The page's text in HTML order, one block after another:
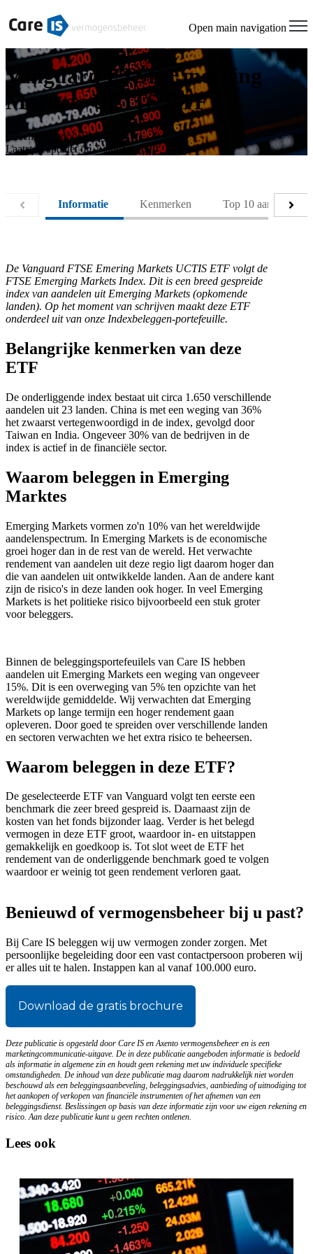
Open main navigation
Vanguard FTSE Emerging
Markets UCITS ETF
Geschreven doorJaap Steur
Laatst geüpdatet op 7 januari 2020
Informatie Kenmerken Top 10 aandelen
De Vanguard FTSE Emering Markets UCTIS ETF volgt de
FTSE Emerging Markets Index. Dit is een breed gespreide
index van aandelen uit Emerging Markets (opkomende
landen). Op het moment van schrijven maakt deze ETF
onderdeel uit van onze Indexbeleggen-portefeuille.
Belangrijke kenmerken van deze
ETF
De onderliggende index bestaat uit circa 1.650 verschillende
aandelen uit 23 landen. China is met een weging van 36%
het zwaarst vertegenwoordigd in de index, gevolgd door
Taiwan en India. Ongeveer 30% van de bedrijven in de
index is actief in de financiële sector.
Waarom beleggen in Emerging
Marktes
Emerging Markets vormen zo'n 10% van het wereldwijde
aandelenspectrum. In Emerging Markets is de economische
groei hoger dan in de rest van de wereld. Het verwachte
rendement van aandelen uit deze regio ligt daarom hoger dan
die van aandelen uit ontwikkelde landen. Aan de andere kant
zijn de risico's in deze landen ook hoger. In veel Emerging
Markets is het politieke risico bijvoorbeeld een stuk groter
voor beleggers.
Binnen de beleggingsportefeuilels van Care IS hebben
aandelen uit Emerging Markets een weging van ongeveer
15%. Dit is een overweging van 5% ten opzichte van het
wereldwijde gemiddelde. Wij verwachten dat Emerging
Markets op lange termijn een hoger rendement gaan
opleveren. Door goed te spreiden over verschillende landen
en sectoren verwachten we het extra risico te beheersen.
Waarom beleggen in deze ETF?
De geselecteerde ETF van Vanguard volgt ten eerste een
benchmark die zeer breed gespreid is. Daarnaast zijn de
kosten van het fonds bijzonder laag. Verder is het belegd
vermogen in deze ETF groot, waardoor in- en uitstappen
gemakkelijk en goedkoop is. Tot slot weet de ETF het
rendement van de onderliggende benchmark goed te volgen
waardoor er weinig tot geen rendement verloren gaat.
Benieuwd of vermogensbeheer bij u past?
Bij Care IS beleggen wij uw vermogen zonder zorgen. Met
persoonlijke begeleiding door een vast contactpersoon proberen wij
er alles uit te halen. Instappen kan al vanaf 100.000 euro.
Download de gratis brochure
Deze publicatie is opgesteld door Care IS en Axento vermogensbeheer en is een
marketingcommunicatie-uitgave. De in deze publicatie aangeboden informatie is bedoeld
als informatie in algemene zin en houdt geen rekening met uw individuele specifieke
omstandigheden. De inhoud van deze publicatie mag daarom nadrukkelijk niet worden
beschouwd als een beleggingsaanbeveling, beleggingsadvies, aanbieding of uitnodiging tot
het aankopen of verkopen van financiële instrumenten of het afnemen van een
beleggingsdienst. Beslissingen op basis van deze informatie zijn voor uw eigen rekening en
risico. Aan deze publicatie kunt u geen rechten ontlenen.
Lees ook